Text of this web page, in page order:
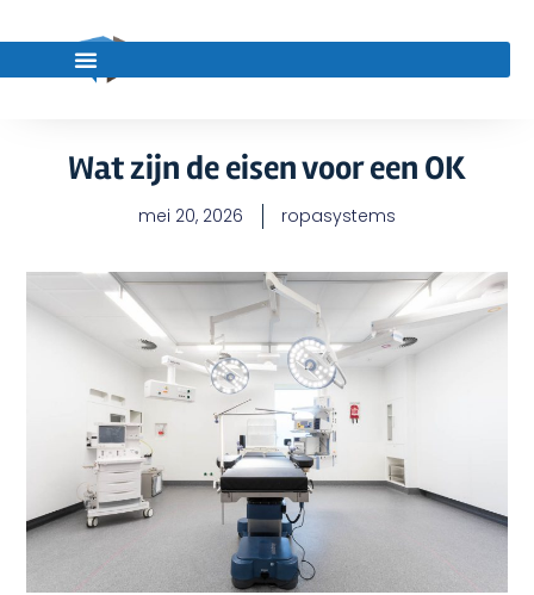
Wat zijn de eisen voor een OK
mei 20, 2026 ropasystems